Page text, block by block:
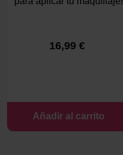
16,99 €
Añadir al carrito